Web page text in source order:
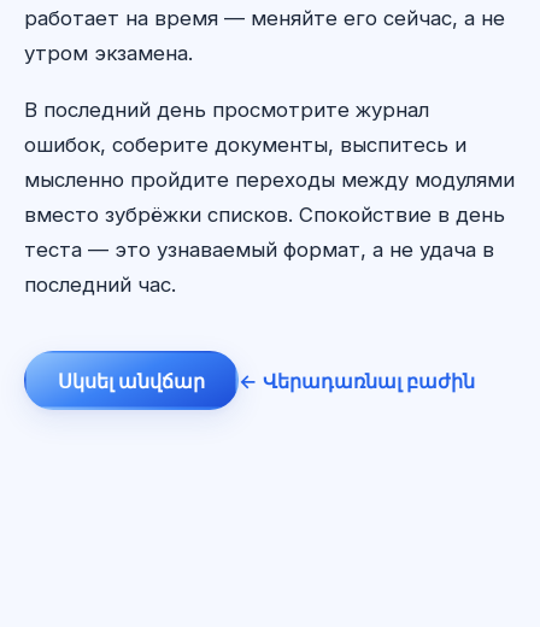
работает на время — меняйте его сейчас, а не
утром экзамена.
В последний день просмотрите журнал
ошибок, соберите документы, выспитесь и
мысленно пройдите переходы между модулями
вместо зубрёжки списков. Спокойствие в день
теста — это узнаваемый формат, а не удача в
последний час.
Սկսել անվճար ← Վերադառնալ բաժին